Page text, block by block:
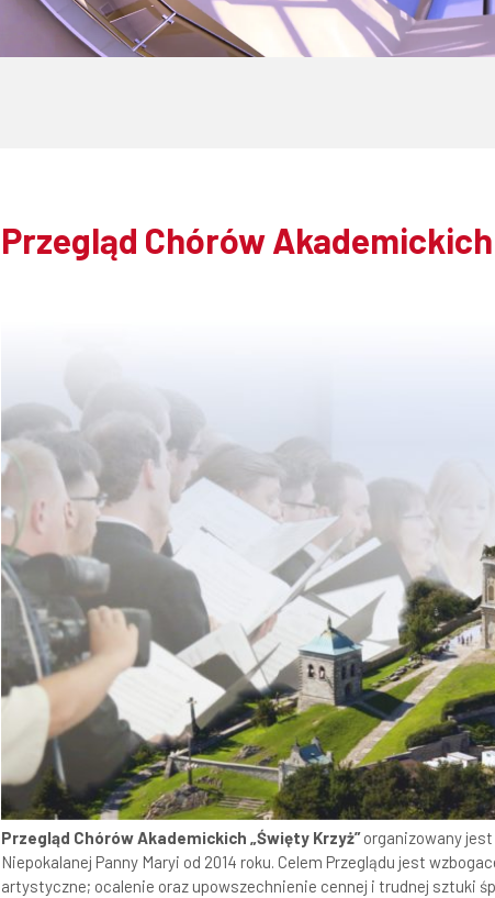
Przegląd Chórów Akademickich
Przegląd Chórów Akademickich „Święty Krzyż”organizowany
Niepokalanej Panny Maryi od 2014 roku. Celem Przeglądu jest
artystyczne; ocalenie oraz upowszechnienie cennej i trudnej sztuki